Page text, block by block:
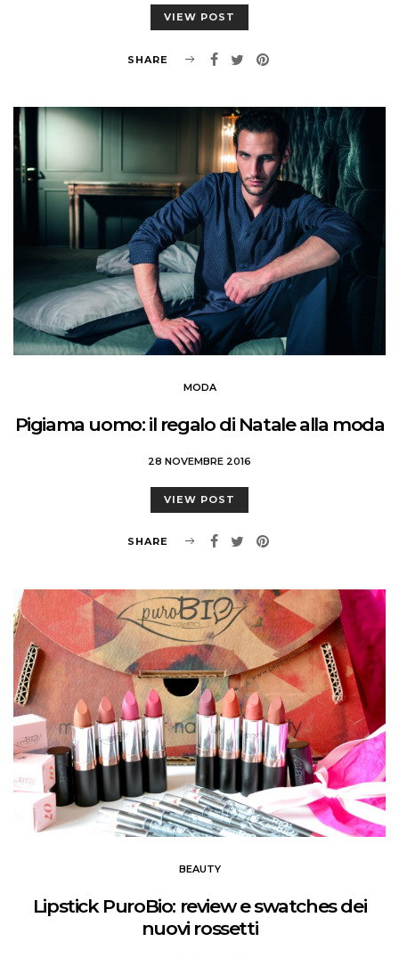
VIEW POST
SHARE
MODA
Pigiama uomo: il regalo di Natale alla moda
28 NOVEMBRE 2016
VIEW POST
SHARE
BEAUTY
Lipstick PuroBio: review e swatches dei
nuovi rossetti